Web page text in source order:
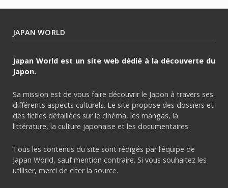
JAPAN WORLD
Japan World est un site web dédié à la découverte du
Japon.
Sa mission est de vous faire découvrir le Japon à travers ses
différents aspects culturels. Le site propose des dossiers et
des fiches détaillées sur le cinéma, les mangas, la
littérature, la culture japonaise et les documentaires.
Tous les contenus du site sont rédigés par l’équipe de
Japan World, sauf mention contraire. Si vous souhaitez les
utiliser, merci de citer la source.